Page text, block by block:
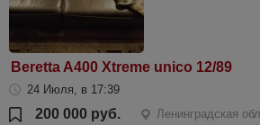
Beretta A400 Xtreme unico 12/89
24 Июля, в 17:39
200 000 руб.
Ленинградская